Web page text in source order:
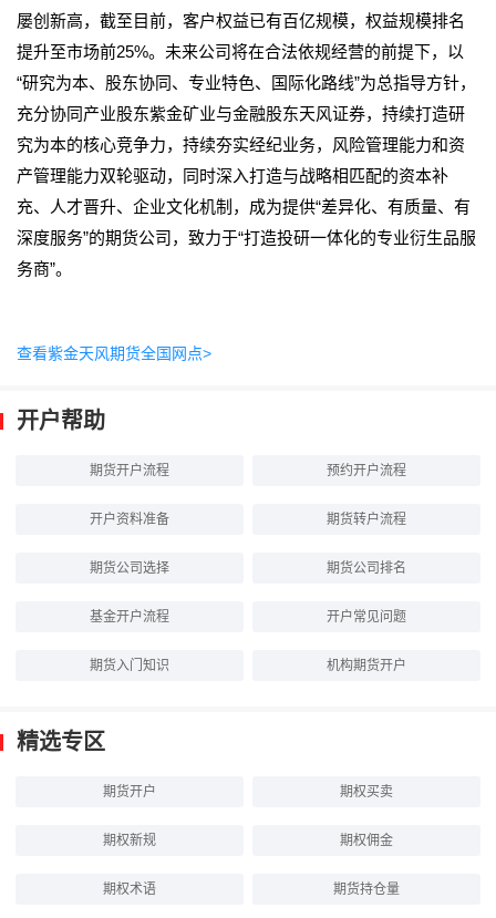
屡创新高，截至目前，客户权益已有百亿规模，权益规模排名
提升至市场前25%。未来公司将在合法依规经营的前提下，以
“研究为本、股东协同、专业特色、国际化路线”为总指导方针，
充分协同产业股东紫金矿业与金融股东天风证券，持续打造研
究为本的核心竞争力，持续夯实经纪业务，风险管理能力和资
产管理能力双轮驱动，同时深入打造与战略相匹配的资本补
充、人才晋升、企业文化机制，成为提供“差异化、有质量、有
深度服务”的期货公司，致力于“打造投研一体化的专业衍生品服
务商”。
查看紫金天风期货全国网点>
开户帮助
期货开户流程 预约开户流程
开户资料准备 期货转户流程
期货公司选择 期货公司排名
基金开户流程 开户常见问题
期货入门知识 机构期货开户
精选专区
期货开户 期权买卖
期权新规 期权佣金
期权术语 期货持仓量